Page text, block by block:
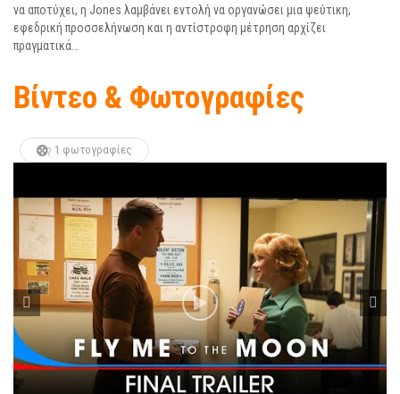
να αποτύχει, η Jones λαμβάνει εντολή να οργανώσει μια ψεύτικη,
εφεδρική προσσελήνωση και η αντίστροφη μέτρηση αρχίζει
πραγματικά…
Βίντεο & Φωτογραφίες
1 φωτογραφίες